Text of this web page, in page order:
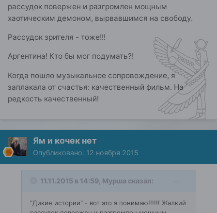
рассудок повержен и разгромлен мощным
хаотическим демоном, вырвавшимся на свободу.
Рассудок зрителя - тоже!!!
Аргентина! Кто бы мог подумать?!
Когда пошло музыкальное сопровождение, я
заплакала от счастья: качественный фильм. На
редкость качественный!
Ям и кочек нет
Опубликовано: 12 ноября 2015
11.11.2015 в 14:59, Мурша сказал:
"Дикие истории" - вот это я понимаю!!!!!! Жалкий